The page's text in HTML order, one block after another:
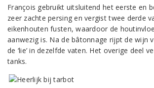
François gebruikt uitsluitend het eerste en
zeer zachte persing en vergist twee derde
eikenhouten fusten, waardoor de
aanwezig is. Na de bâtonnage rijpt de wijn
de ‘lie’ in dezelfde vaten. Het overige deel
tanks.